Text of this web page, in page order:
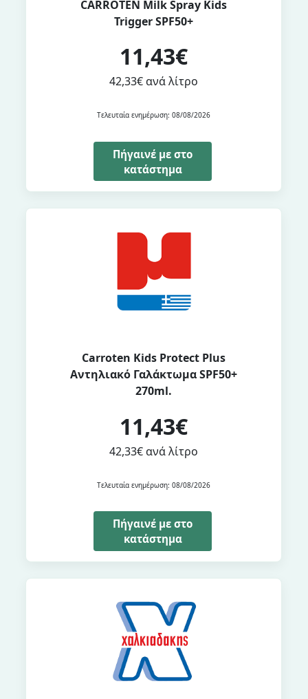
CARROTEN Milk Spray Kids
Trigger SPF50+
11,43€
42,33€ ανά λίτρο
Τελευταία ενημέρωση: 08/08/2026
Πήγαινέ με στο
κατάστημα
Carroten Kids Protect Plus
Αντηλιακό Γαλάκτωμα SPF50+
270ml.
11,43€
42,33€ ανά λίτρο
Τελευταία ενημέρωση: 08/08/2026
Πήγαινέ με στο
κατάστημα